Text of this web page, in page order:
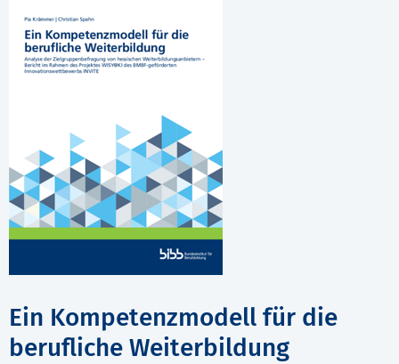
Ein Kompetenzmodell für die
berufliche Weiterbildung